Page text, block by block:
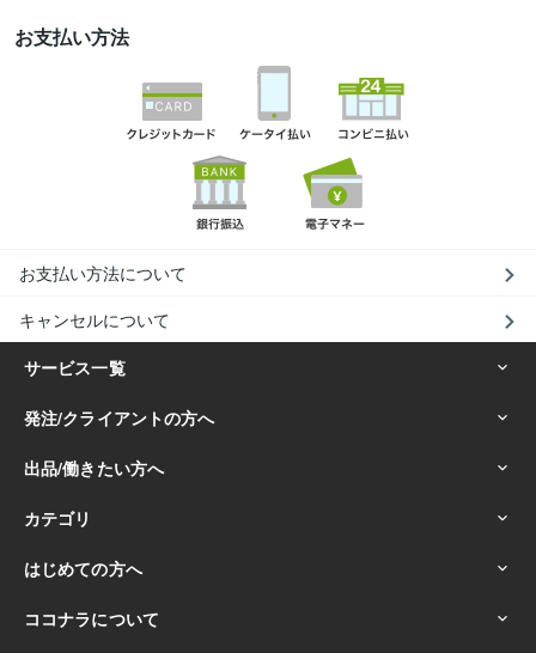
お支払い方法
お支払い方法について
キャンセルについて